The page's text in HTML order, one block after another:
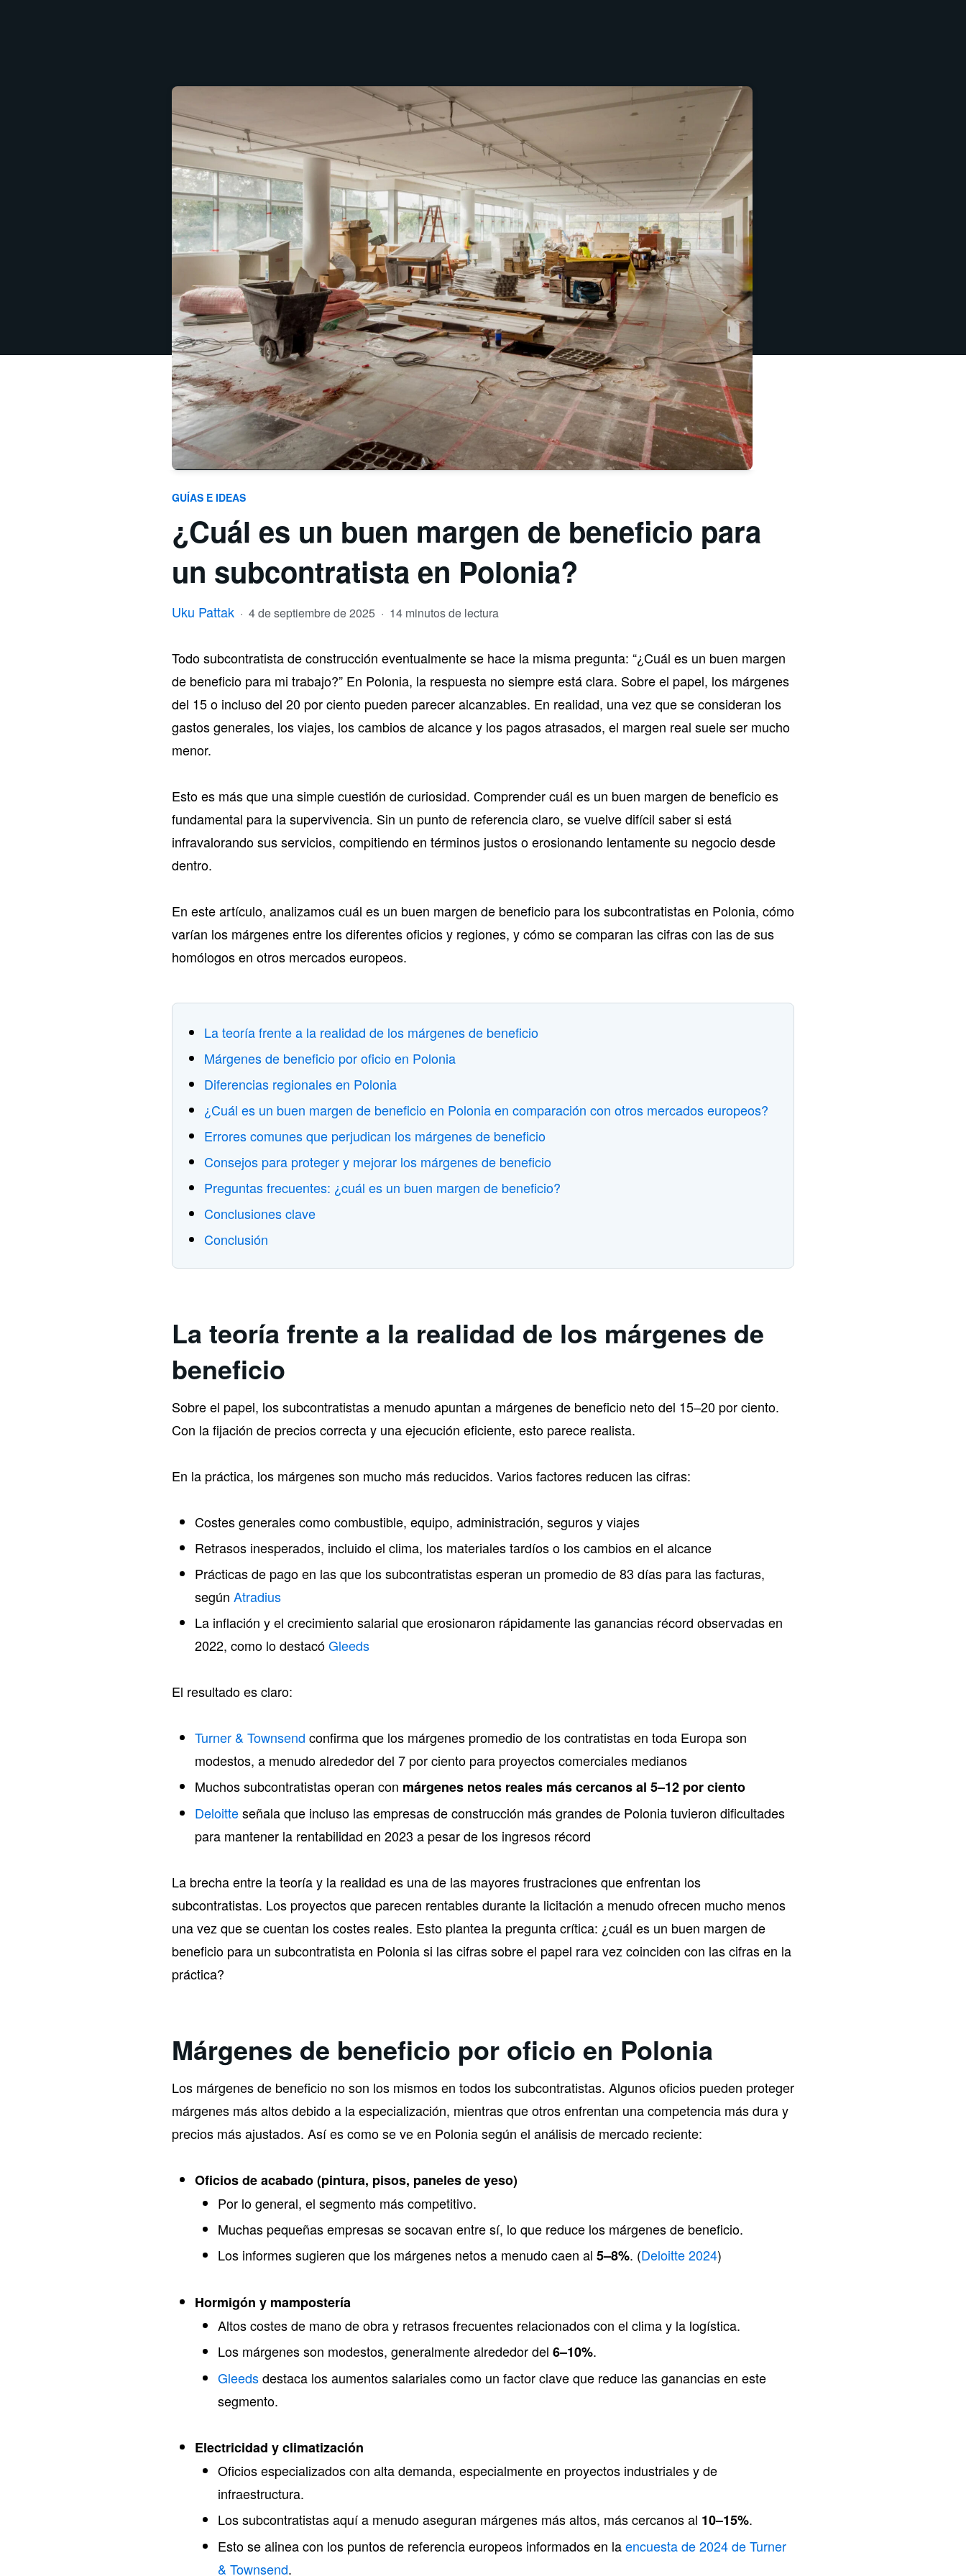
GUÍAS E IDEAS
¿Cuál es un buen margen de beneficio para
un subcontratista en Polonia?
Uku Pattak · 4 de septiembre de 2025 · 14 minutos de lectura
Todo subcontratista de construcción eventualmente se hace la misma pregunta: “¿Cuál es un buen margen
de beneficio para mi trabajo?” En Polonia, la respuesta no siempre está clara. Sobre el papel, los márgenes
del 15 o incluso del 20 por ciento pueden parecer alcanzables. En realidad, una vez que se consideran los
gastos generales, los viajes, los cambios de alcance y los pagos atrasados, el margen real suele ser mucho
menor.
Esto es más que una simple cuestión de curiosidad. Comprender cuál es un buen margen de beneficio es
fundamental para la supervivencia. Sin un punto de referencia claro, se vuelve difícil saber si está
infravalorando sus servicios, compitiendo en términos justos o erosionando lentamente su negocio desde
dentro.
En este artículo, analizamos cuál es un buen margen de beneficio para los subcontratistas en Polonia, cómo
varían los márgenes entre los diferentes oficios y regiones, y cómo se comparan las cifras con las de sus
homólogos en otros mercados europeos.
La teoría frente a la realidad de los márgenes de beneficio
Márgenes de beneficio por oficio en Polonia
Diferencias regionales en Polonia
¿Cuál es un buen margen de beneficio en Polonia en comparación con otros mercados europeos?
Errores comunes que perjudican los márgenes de beneficio
Consejos para proteger y mejorar los márgenes de beneficio
Preguntas frecuentes: ¿cuál es un buen margen de beneficio?
Conclusiones clave
Conclusión
La teoría frente a la realidad de los márgenes de
beneficio
Sobre el papel, los subcontratistas a menudo apuntan a márgenes de beneficio neto del 15–20 por ciento.
Con la fijación de precios correcta y una ejecución eficiente, esto parece realista.
En la práctica, los márgenes son mucho más reducidos. Varios factores reducen las cifras:
Costes generales como combustible, equipo, administración, seguros y viajes
Retrasos inesperados, incluido el clima, los materiales tardíos o los cambios en el alcance
Prácticas de pago en las que los subcontratistas esperan un promedio de 83 días para las facturas,
según Atradius
La inflación y el crecimiento salarial que erosionaron rápidamente las ganancias récord observadas en
2022, como lo destacóGleeds
El resultado es claro:
Turner & Townsend confirma que los márgenes promedio de los contratistas en toda Europa son
modestos, a menudo alrededor del 7 por ciento para proyectos comerciales medianos
Muchos subcontratistas operan con márgenes netos reales más cercanos al 5–12 por ciento
Deloitteseñala que incluso las empresas de construcción más grandes de Polonia tuvieron dificultades
para mantener la rentabilidad en 2023 a pesar de los ingresos récord
La brecha entre la teoría y la realidad es una de las mayores frustraciones que enfrentan los
subcontratistas. Los proyectos que parecen rentables durante la licitación a menudo ofrecen mucho menos
una vez que se cuentan los costes reales. Esto plantea la pregunta crítica: ¿cuál es un buen margen de
beneficio para un subcontratista en Polonia si las cifras sobre el papel rara vez coinciden con las cifras en la
práctica?
Márgenes de beneficio por oficio en Polonia
Los márgenes de beneficio no son los mismos en todos los subcontratistas. Algunos oficios pueden proteger
márgenes más altos debido a la especialización, mientras que otros enfrentan una competencia más dura y
precios más ajustados. Así es como se ve en Polonia según el análisis de mercado reciente:
Oficios de acabado (pintura, pisos, paneles de yeso)
Por lo general, el segmento más competitivo.
Muchas pequeñas empresas se socavan entre sí, lo que reduce los márgenes de beneficio.
Los informes sugieren que los márgenes netos a menudo caen al 5–8%. (Deloitte 2024)
Hormigón y mampostería
Altos costes de mano de obra y retrasos frecuentes relacionados con el clima y la logística.
Los márgenes son modestos, generalmente alrededor del 6–10%.
Gleedsdestaca los aumentos salariales como un factor clave que reduce las ganancias en este
segmento.
Electricidad y climatización
Oficios especializados con alta demanda, especialmente en proyectos industriales y de
infraestructura.
Los subcontratistas aquí a menudo aseguran márgenes más altos, más cercanos al 10–15%.
Esto se alinea con los puntos de referencia europeos informados en laencuesta de 2024 de Turner
& Townsend.